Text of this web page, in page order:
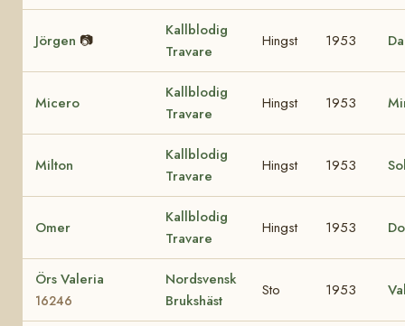
Jörgen 📷
Kallblodig
Travare
Hingst 1953
Micero
Kallblodig
Travare
Hingst 1953
Milton
Kallblodig
Travare
Hingst 1953
Omer
Kallblodig
Travare
Hingst 1953
Örs Valeria
16246
Nordsvensk
Brukshäst
Sto 1953